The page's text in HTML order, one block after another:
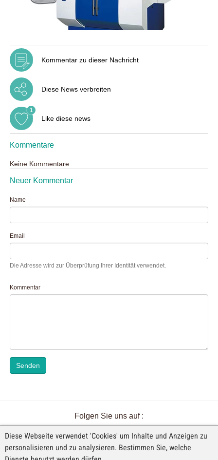
Kommentar zu dieser Nachricht
Diese News verbreiten
Like diese news
1
Kommentare
Keine Kommentare
Neuer Kommentar
Name
Email
Die Adresse wird zur Überprüfung Ihrer Identität verwendet.
Kommentar
Senden
Folgen Sie uns auf :
Diese Webseite verwendet 'Cookies' um Inhalte und Anzeigen zu
personalisieren und zu analysieren. Bestimmen Sie, welche